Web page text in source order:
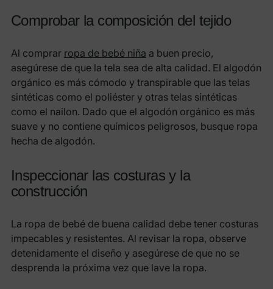
Comprobar la composición del tejido
Al comprar ropa de bebé niña a buen precio,
asegúrese de que la tela sea de alta calidad. El algodón
orgánico es más cómodo y transpirable que las telas
sintéticas como el poliéster y otras telas sintéticas
como el nailon. Dado que el algodón orgánico es más
suave y no contiene químicos peligrosos, busque ropa
hecha de algodón.
Inspeccionar las costuras y la
construcción
La ropa de bebé de buena calidad debe tener costuras
impecables y resistentes. Al revisar la ropa, observe
detenidamente el diseño y asegúrese de que no se
desprenda la próxima vez que lave la ropa.